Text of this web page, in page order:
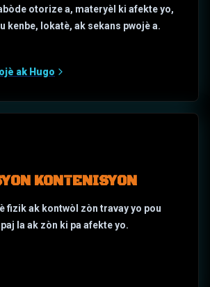
otorize a, materyèl ki afekte yo,
kenbe, lokatè, ak sekans pwojè a.
ak Hugo
KONTENISYON
fizik ak kontwòl zòn travay yo pou
la ak zòn ki pa afekte yo.